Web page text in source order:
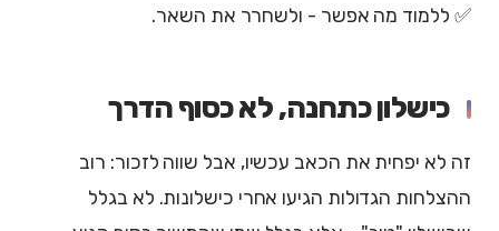
✅ ללמוד מה אפשר - ולשחרר את השאר.
כישלון כתחנה, לא כסוף הדרך
זה לא יפחית את הכאב עכשיו, אבל שווה לזכור: רוב
ההצלחות הגדולות הגיעו אחרי כישלונות. לא בגלל